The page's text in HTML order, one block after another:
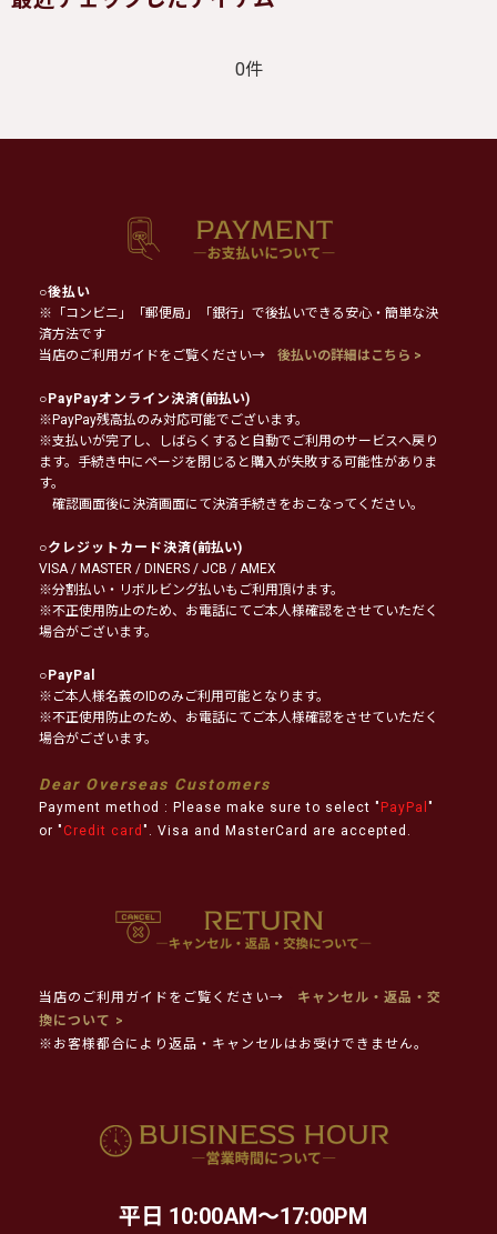
0件
○後払い
※「コンビニ」「郵便局」「銀行」で後払いできる安心・簡単な決
済方法です
当店のご利用ガイドをご覧ください→
後払いの詳細はこちら >
○PayPayオンライン決済(前払い)
※PayPay残高払のみ対応可能でございます。
※支払いが完了し、しばらくすると自動でご利用のサービスへ戻り
ます。手続き中にページを閉じると購入が失敗する可能性がありま
す。
確認画面後に決済画面にて決済手続きをおこなってください。
○クレジットカード決済(前払い)
VISA / MASTER / DINERS / JCB / AMEX
※分割払い・リボルビング払いもご利用頂けます。
※不正使用防止のため、お電話にてご本人様確認をさせていただく
場合がございます。
○PayPal
※ご本人様名義のIDのみご利用可能となります。
※不正使用防止のため、お電話にてご本人様確認をさせていただく
場合がございます。
Dear Overseas Customers
Payment method : Please make sure to select " PayPal "
or " Credit card ". Visa and MasterCard are accepted.
当店のご利用ガイドをご覧ください→
キャンセル・返品・交
換について >
※お客様都合により返品・キャンセルはお受けできません。
平日 10:00AM～17:00PM